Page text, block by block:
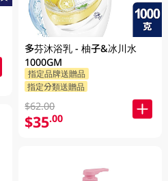
多芬沐浴乳 - 柚子&冰川水
1000GM
指定品牌送贈品
指定分類送贈品
$62.00
$35.00